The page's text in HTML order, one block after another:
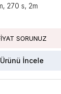
270 s, 2m
Ürünü İncele